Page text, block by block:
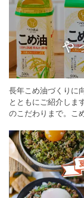
長年こめ油づくりに
とともにご紹介しま
のこだわりまで。こ